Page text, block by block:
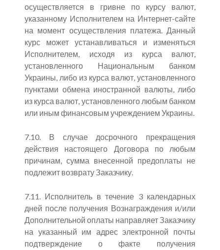
осуществляется в гривне по курсу валют,
указанному Исполнителем на Интернет-сайте
на момент осуществления платежа. Данный
курс может устанавливаться и изменяться
Исполнителем, исходя из курса валют,
установленного Национальным банком
Украины, либо из курса валют, установленного
пунктами обмена иностранной валюты, либо
из курса валют, установленного любым банком
или иным финансовым учреждением Украины.
7.10. В случае досрочного прекращения
действия настоящего Договора по любым
причинам, сумма внесенной предоплаты не
подлежит возврату Заказчику.
7.11. Исполнитель в течение 3 календарных
дней после получения Вознаграждения и/или
Дополнительной оплаты направляет Заказчику
на указанный им адрес электронной почты
подтверждение о факте получения